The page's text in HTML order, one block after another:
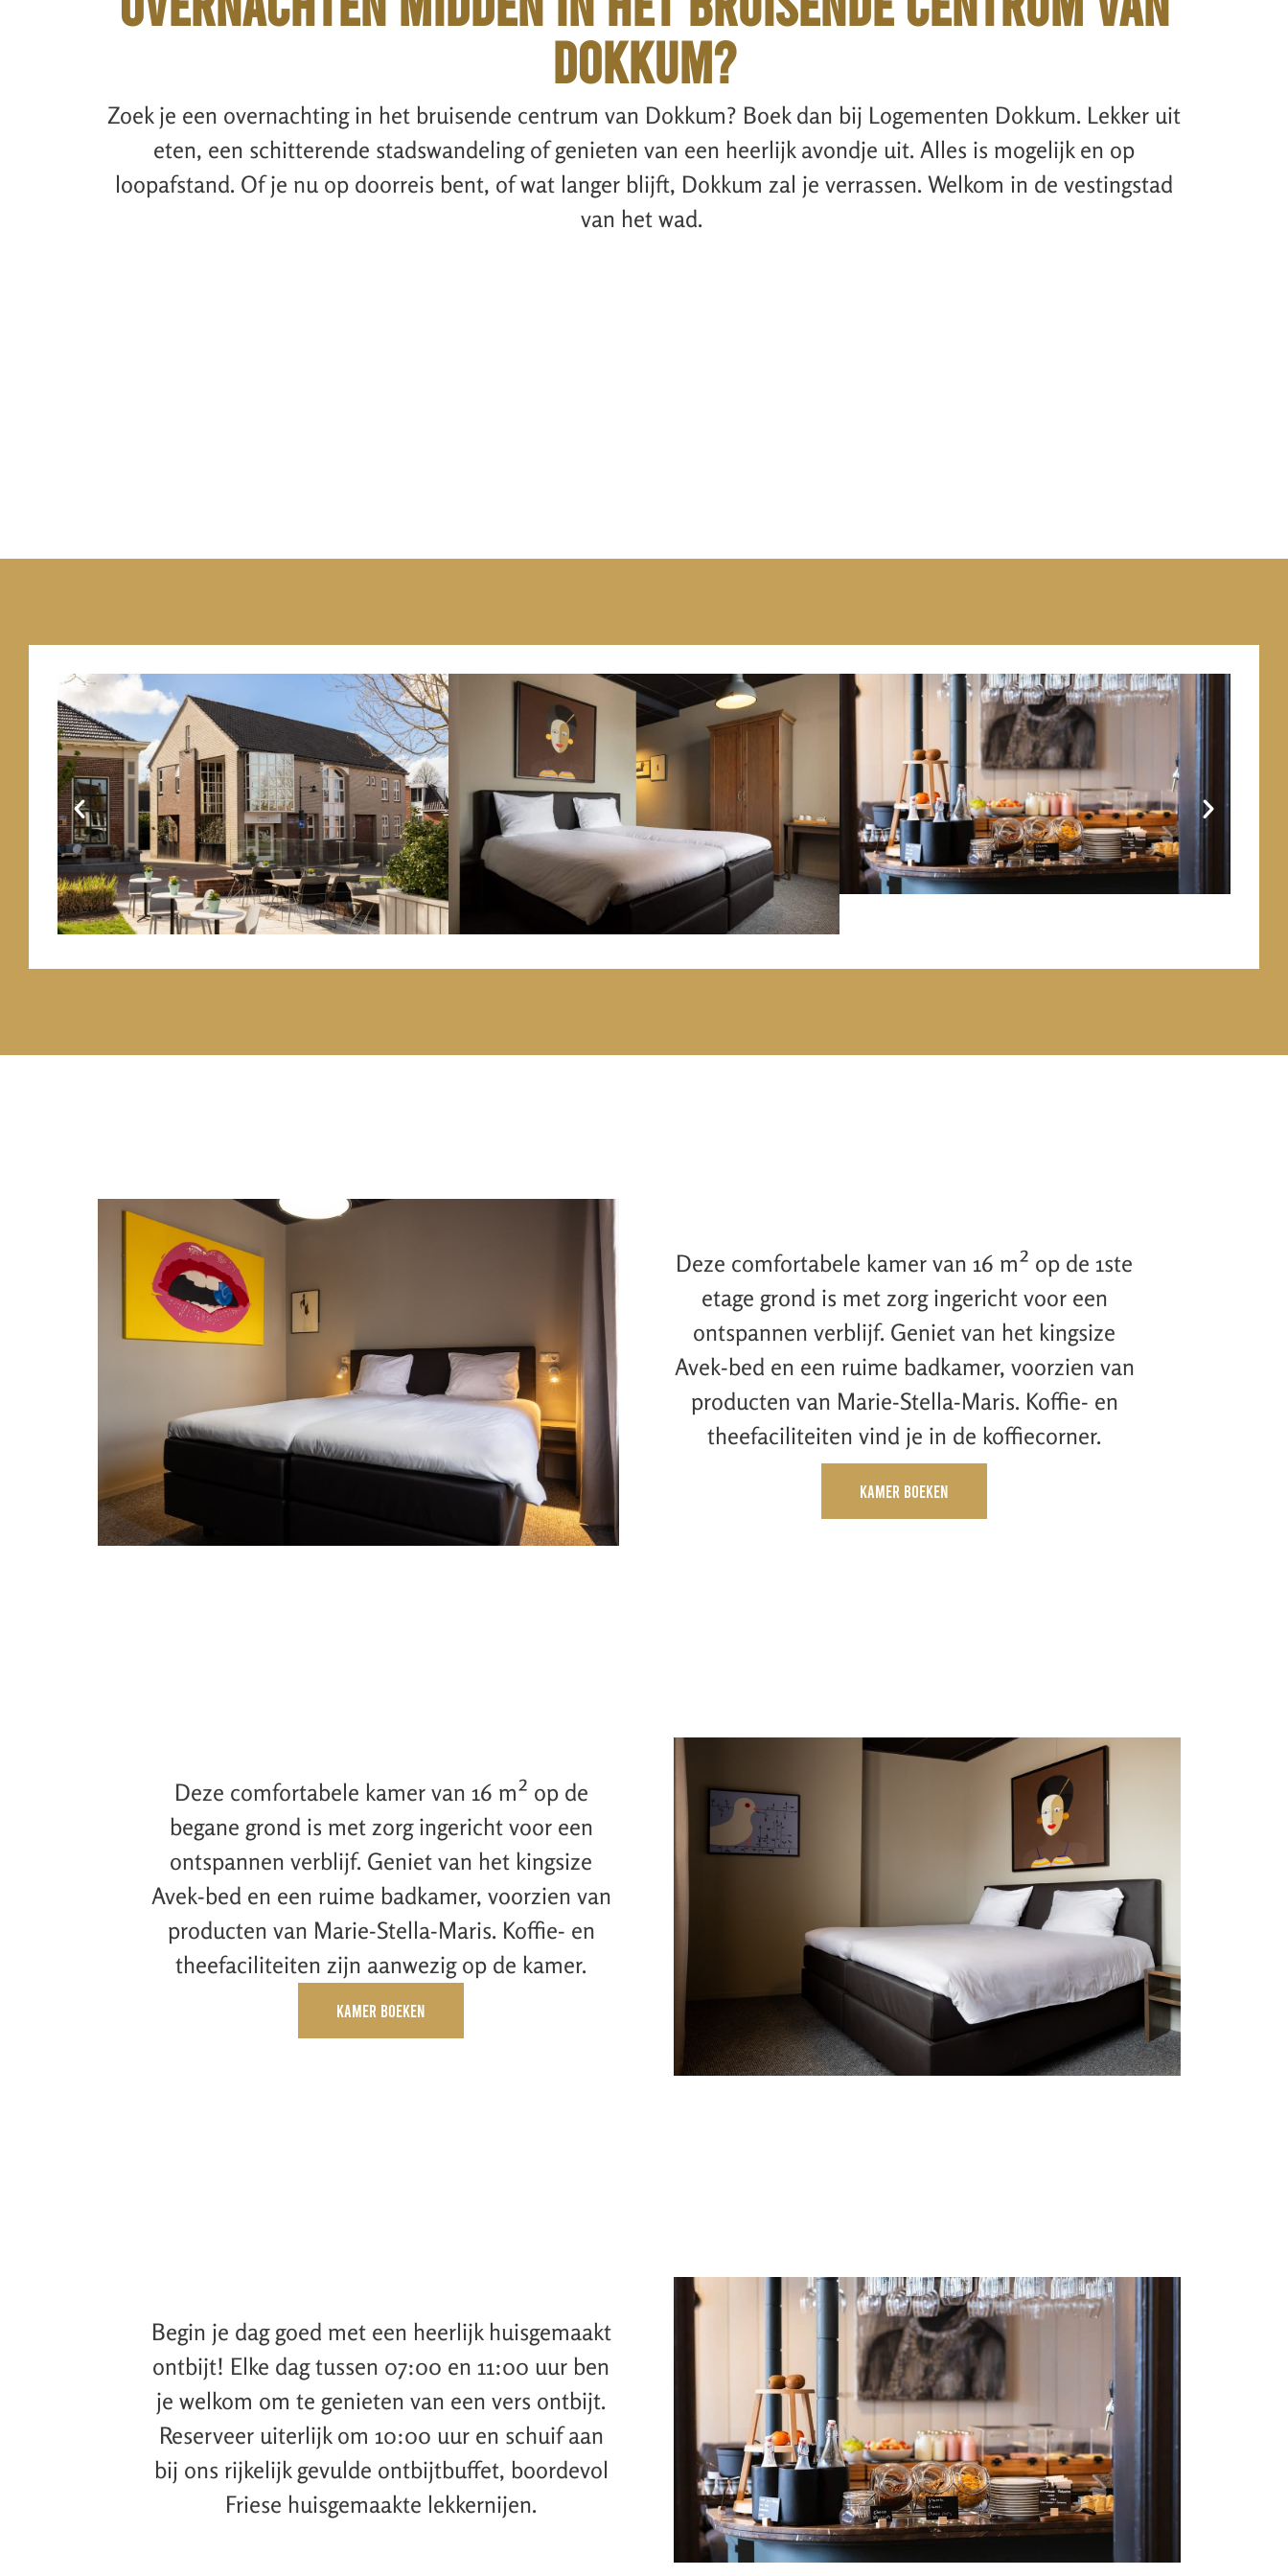
Binnenkijken
dOKKUM?
Zoek je een overnachting in het bruisende centrum van Dokkum? Boek dan bij Logementen Dokkum. Lekker uit
eten, een schitterende stadswandeling of genieten van een heerlijk avondje uit. Alles is mogelijk en op
loopafstand. Of je nu op doorreis bent, of wat langer blijft, Dokkum zal je verrassen. Welkom in de vestingstad
van het wad.
Deze comfortabele kamer van 16 m² op de 1ste
etage grond is met zorg ingericht voor een
ontspannen verblijf. Geniet van het kingsize
Avek-bed en een ruime badkamer, voorzien van
producten van Marie-Stella-Maris. Koffie- en
theefaciliteiten vind je in de koffiecorner.
Kamer boeken
Deze comfortabele kamer van 16 m² op de
begane grond is met zorg ingericht voor een
ontspannen verblijf. Geniet van het kingsize
Avek-bed en een ruime badkamer, voorzien van
producten van Marie-Stella-Maris. Koffie- en
theefaciliteiten zijn aanwezig op de kamer.
Kamer boeken
Begin je dag goed met een heerlijk huisgemaakt
ontbijt! Elke dag tussen 07:00 en 11:00 uur ben
je welkom om te genieten van een vers ontbijt.
Reserveer uiterlijk om 10:00 uur en schuif aan
bij ons rijkelijk gevulde ontbijtbuffet, boordevol
Friese huisgemaakte lekkernijen.